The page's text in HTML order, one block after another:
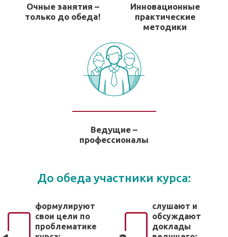
Очные занятия –
только до обеда!
Инновационные
практические
методики
Ведущие –
профессионалы
До обеда участники курса:
формулируют
свои цели по
проблематике
слушают и
обсуждают
доклады